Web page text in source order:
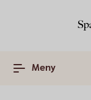
Meny